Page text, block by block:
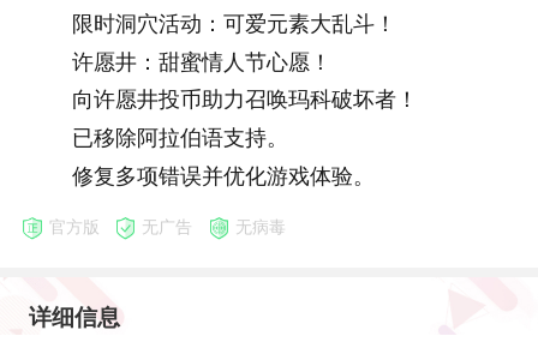
限时洞穴活动：可爱元素大乱斗！
许愿井：甜蜜情人节心愿！
向许愿井投币助力召唤玛科破坏者！
已移除阿拉伯语支持。
修复多项错误并优化游戏体验。
官方版 无广告 无病毒
详细信息